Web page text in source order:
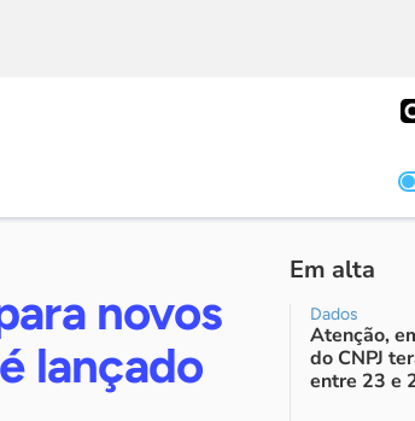
novos
lançado
Em alta
Dados
Atenção,
do CNPJ
entre 23 e